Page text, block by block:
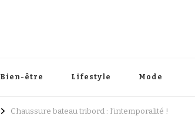
Bien-être Lifestyle Mode
Chaussure bateau tribord : l’intemporalité !